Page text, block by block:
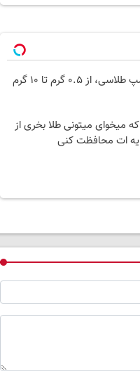
۰.۵ گرم تا ۱۰ گرم
که میخوای میتونی طلا بخری از
ات محافظت کنی